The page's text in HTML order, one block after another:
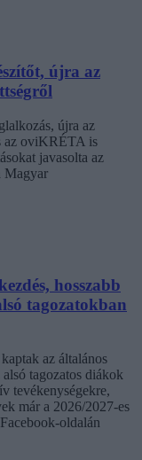
újra az
újra az
az oviKRÉTA is
javasolta az
Magyar
hosszabb
tagozatokban
az általános
tagozatos diákok
tevékenységekre,
már a 2026/2027-es
oldalán